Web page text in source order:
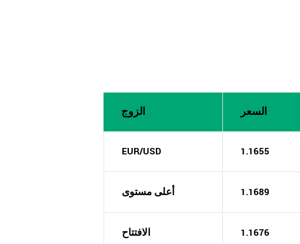
الزوج السعر
EUR/USD 1.1655
أعلى مستوى 1.1689
الافتتاح 1.1676